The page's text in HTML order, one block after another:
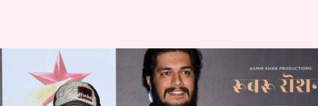
बॉलीवुड में कदम रखने जा रहे हैं
आमिर खान के बड़े बेटे जुनैद!